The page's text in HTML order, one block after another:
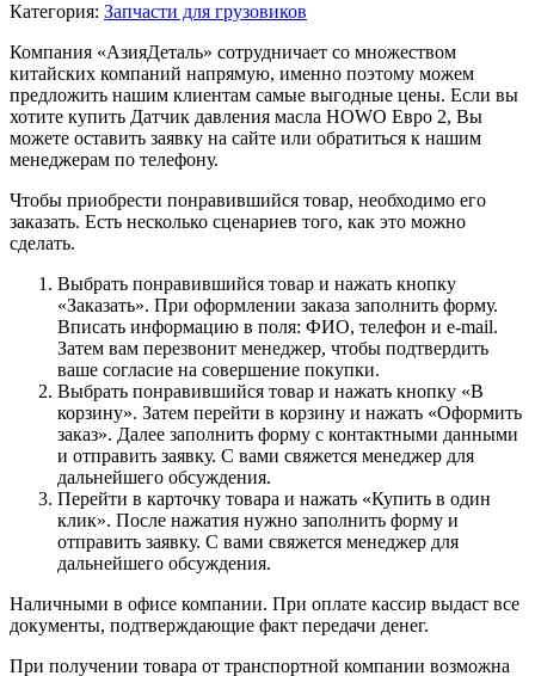
Категория: Запчасти для грузовиков
Компания «АзияДеталь» сотрудничает со множеством
китайских компаний напрямую, именно поэтому можем
предложить нашим клиентам самые выгодные цены. Если вы
хотите купить Датчик давления масла HOWO Евро 2, Вы
можете оставить заявку на сайте или обратиться к нашим
менеджерам по телефону.
Чтобы приобрести понравившийся товар, необходимо его
заказать. Есть несколько сценариев того, как это можно
сделать.
Выбрать понравившийся товар и нажать кнопку
«Заказать». При оформлении заказа заполнить форму.
Вписать информацию в поля: ФИО, телефон и e-mail.
Затем вам перезвонит менеджер, чтобы подтвердить
ваше согласие на совершение покупки.
Выбрать понравившийся товар и нажать кнопку «В
корзину». Затем перейти в корзину и нажать «Оформить
заказ». Далее заполнить форму с контактными данными
и отправить заявку. С вами свяжется менеджер для
дальнейшего обсуждения.
Перейти в карточку товара и нажать «Купить в один
клик». После нажатия нужно заполнить форму и
отправить заявку. С вами свяжется менеджер для
дальнейшего обсуждения.
Наличными в офисе компании. При оплате кассир выдаст все
документы, подтверждающие факт передачи денег.
При получении товара от транспортной компании возможна